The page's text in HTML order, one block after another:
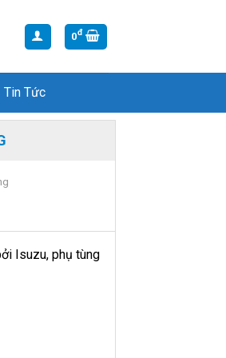
0đ
Tin Tức
Isuzu, phụ tùng